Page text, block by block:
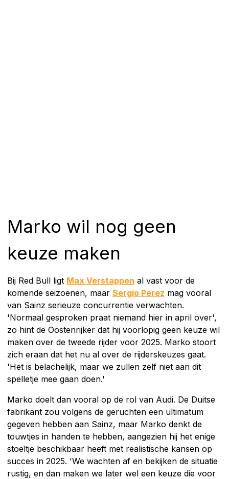
Marko wil nog geen
keuze maken
Bij Red Bull ligt Max Verstappen al vast voor de
komende seizoenen, maar Sergio Pérez mag vooral
van Sainz serieuze concurrentie verwachten.
'Normaal gesproken praat niemand hier in april over',
zo hint de Oostenrijker dat hij voorlopig geen keuze wil
maken over de tweede rijder voor 2025. Marko stoort
zich eraan dat het nu al over de rijderskeuzes gaat.
'Het is belachelijk, maar we zullen zelf niet aan dit
spelletje mee gaan doen.'
Marko doelt dan vooral op de rol van Audi. De Duitse
fabrikant zou volgens de geruchten een ultimatum
gegeven hebben aan Sainz, maar Marko denkt de
touwtjes in handen te hebben, aangezien hij het enige
stoeltje beschikbaar heeft met realistische kansen op
succes in 2025. 'We wachten af en bekijken de situatie
rustig, en dan maken we later wel een keuze die voor